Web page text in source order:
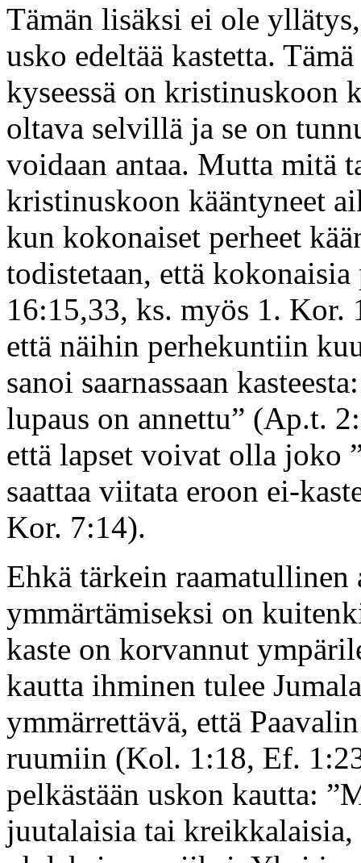
Tämän lisäksi ei ole
usko edeltää kastetta.
kyseessä on kristinuskoon
oltava selvillä ja se on
voidaan antaa. Mutta mitä
kristinuskoon kääntyneet
kun kokonaiset perheet
todistetaan, että
16:15,33, ks. myös 1. Kor.
että näihin perhekuntiin
sanoi saarnassaan
lupaus on annettu” (Ap.t.
että lapset voivat olla joko
saattaa viitata eroon ei-
Kor. 7:14).
Ehkä tärkein raamatullinen
ymmärtämiseksi on
kaste on korvannut
kautta ihminen tulee
ymmärrettävä, että
ruumiin (Kol. 1:18, Ef.
pelkästään uskon kautta:
juutalaisia tai